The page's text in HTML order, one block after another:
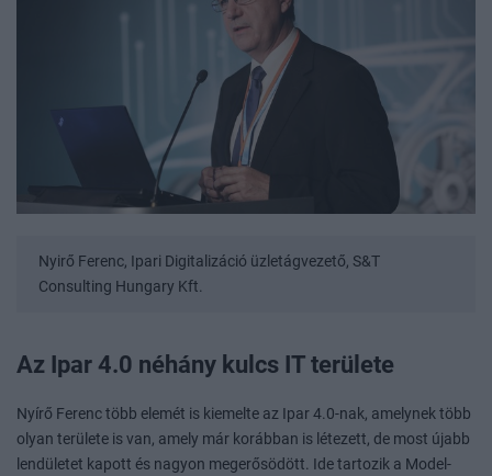
Nyirő Ferenc, Ipari Digitalizáció üzletágvezető, S&T
Consulting Hungary Kft.
Az Ipar 4.0 néhány kulcs IT területe
Nyírő Ferenc több elemét is kiemelte az Ipar 4.0-nak, amelynek több
olyan területe is van, amely már korábban is létezett, de most újabb
lendületet kapott és nagyon megerősödött. Ide tartozik a Model-